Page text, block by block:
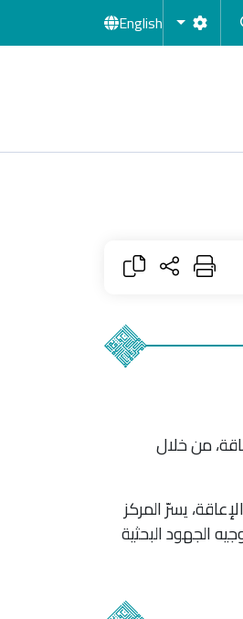
English
من خلال
يسرّ المركز
الجهود البحثية